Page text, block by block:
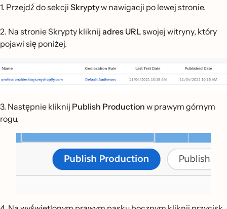
1. Przejdź do sekcji Skryptyw nawigacji po lewej stronie.
2. Na stronie Skrypty kliknij adres URLswojej witryny, który
pojawi się poniżej.
3. Następnie kliknij Publish Production w prawym górnym
rogu.